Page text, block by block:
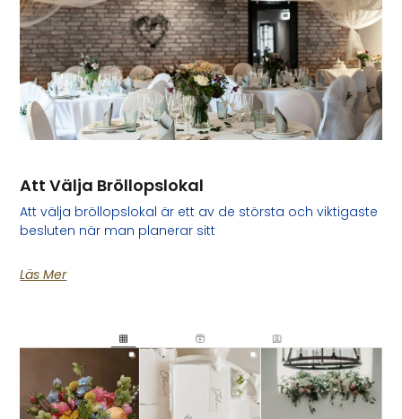
Att Välja Bröllopslokal
Att välja bröllopslokal är ett av de största och viktigaste
besluten när man planerar sitt
Läs Mer